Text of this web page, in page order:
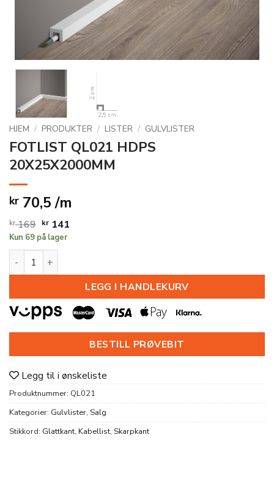
HJEM / PRODUKTER / LISTER / GULVLISTER
FOTLIST QL021 HDPS
20X25X2000MM
kr 70,5 /m
kr169 Opprinnelig
pris
var:
kr 169.
kr141Nåværende
Kun 69 på lager
FOTLIST QL021 HDPS 20X25X2000MM antall
LEGG I HANDLEKURV
BESTILL PRØVEBIT
Legg til i ønskeliste
Produktnummer: QL021
Kategorier: Gulvlister, Salg
Stikkord: Glattkant, Kabellist, Skarpkant